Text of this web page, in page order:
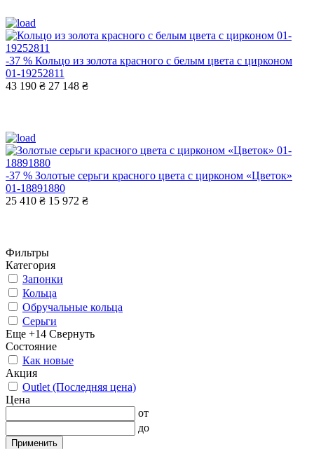
-37 % Кольцо из золота красного с белым цвета с цирконом
01-19252811
43 190 ₴ 27 148 ₴
-37 % Золотые серьги красного цвета с цирконом «Цветок»
01-18891880
25 410 ₴ 15 972 ₴
Фильтры
Категория
Запонки
Кольца
Обручальные кольца
Серьги
Еще +14 Свернуть
Состояние
Как новые
Акция
Outlet (Последняя цена)
Цена
от
до
Применить